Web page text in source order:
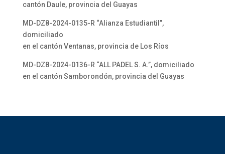
cantón Daule, provincia del Guayas
MD-DZ8-2024-0135-R “Alianza Estudiantil”,
domiciliado
en el cantón Ventanas, provincia de Los Ríos
MD-DZ8-2024-0136-R “ALL PADEL S. A.”, domiciliado
en el cantón Samborondón, provincia del Guayas